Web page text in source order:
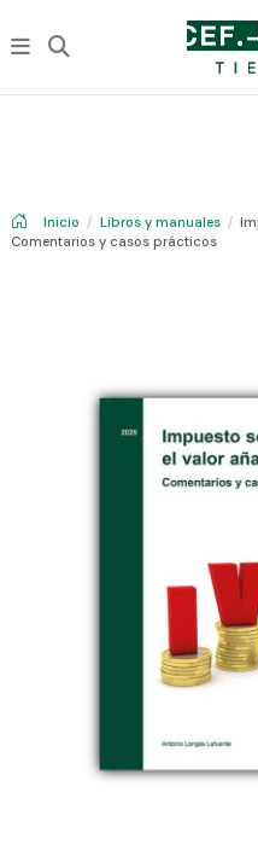
Inicio Libros y manuales
Comentarios y casos prácticos